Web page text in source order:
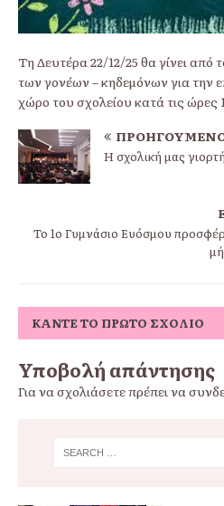
Τη Δευτέρα 22/12/25 θα γίνει από
των γονέων – κηδεμόνων για την
χώρο του σχολείου κατά τις ώρες
Η σχολική μας
Το 1ο Γυμνάσιο Ευόσμου
ΚΆΝΤΕ ΤΟ ΠΡΏΤΟ ΣΧΌΛΙΟ
Υποβολή απάντησης
Για να σχολιάσετε πρέπει να